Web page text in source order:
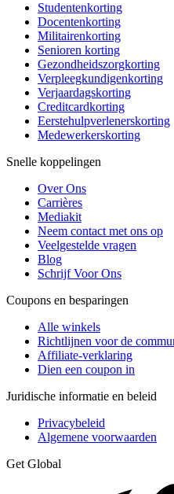
Studentenkorting
Docentenkorting
Militairenkorting
Senioren korting
Gezondheidszorgkorting
Verpleegkundigenkorting
Verjaardagskorting
Creditcardkorting
Eerstehulpverlenerskorting
Medewerkerskorting
Snelle koppelingen
Over Ons
Carrières
Mediakit
Neem contact met ons op
Veelgestelde vragen
Blog
Schrijf Voor Ons
Coupons en besparingen
Alle winkels
Richtlijnen voor de
Affiliate-verklaring
Dien een coupon in
Juridische informatie en beleid
Privacybeleid
Algemene voorwaarden
Get Global